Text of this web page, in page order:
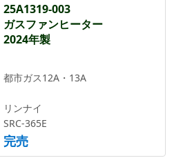
25A1319-003
ガスファンヒーター
2024年製
都市ガス12A・13A
リンナイ
SRC-365E
完売